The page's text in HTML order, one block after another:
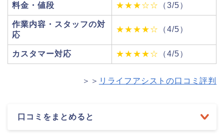
料金・値段 ★★★☆☆ （3/5）
作業内容・スタッフの対
応
★★★★☆ （4/5）
カスタマー対応 ★★★★☆ （4/5）
＞＞ リライフアシストの口コミ評判
口コミをまとめると